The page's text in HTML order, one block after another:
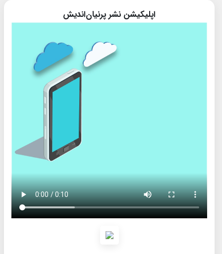
اپلیکیشن نشر پرنیان‌اندیش